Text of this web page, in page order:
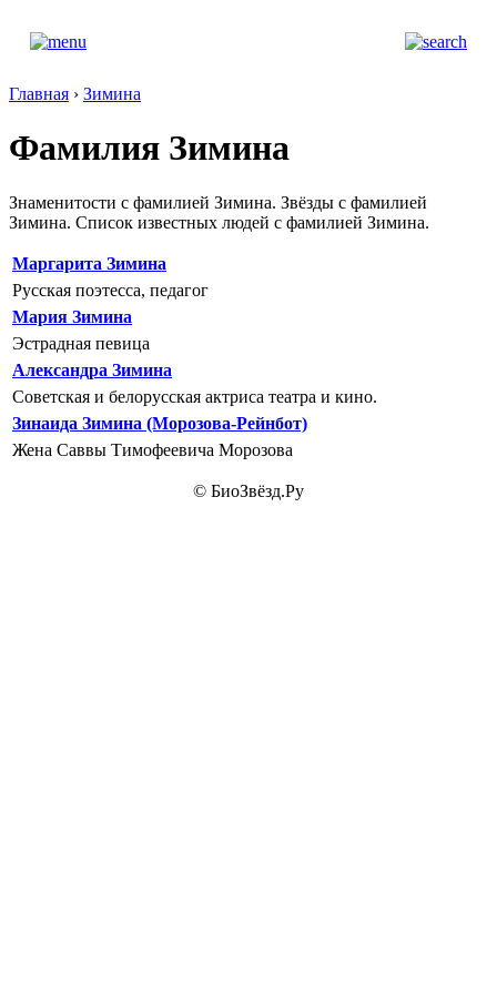
Главная › Зимина
Фамилия Зимина
Знаменитости с фамилией Зимина. Звёзды с фамилией
Зимина. Список известных людей с фамилией Зимина.
Маргарита Зимина
Русская поэтесса, педагог
Мария Зимина
Эстрадная певица
Александра Зимина
Советская и белорусская актриса театра и кино.
Зинаида Зимина (Морозова-Рейнбот)
Жена Саввы Тимофеевича Морозова
© БиоЗвёзд.Ру